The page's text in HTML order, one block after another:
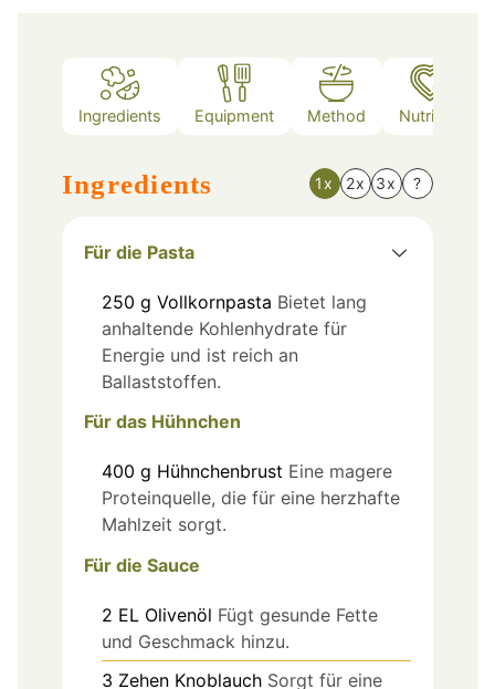
Ingredients Equipment Method Nutrition
Ingredients 1x 2x 3x ?
Für die Pasta
250 g Vollkornpasta Bietet lang
anhaltende Kohlenhydrate für
Energie und ist reich an
Ballaststoffen.
Für das Hühnchen
400 g Hühnchenbrust Eine magere
Proteinquelle, die für eine herzhafte
Mahlzeit sorgt.
Für die Sauce
2 EL Olivenöl Fügt gesunde Fette
und Geschmack hinzu.
3 Zehen Knoblauch Sorgt für eine